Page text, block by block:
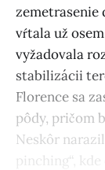
zemetrasenie
vŕtala už
vyžadovala
stabilizácii
Florence sa
pôdy, pričom
Neskôr
pinching“,